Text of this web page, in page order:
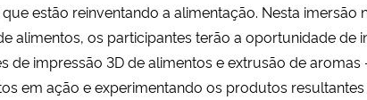
estão reinventando a alimentação. Nesta imersão
alimentos, os participantes terão a oportunidade de
de impressão 3D de alimentos e extrusão de
em ação e experimentando os produtos